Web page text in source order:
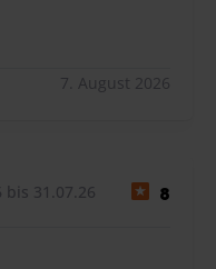
7. August 2026
bis 31.07.26 8